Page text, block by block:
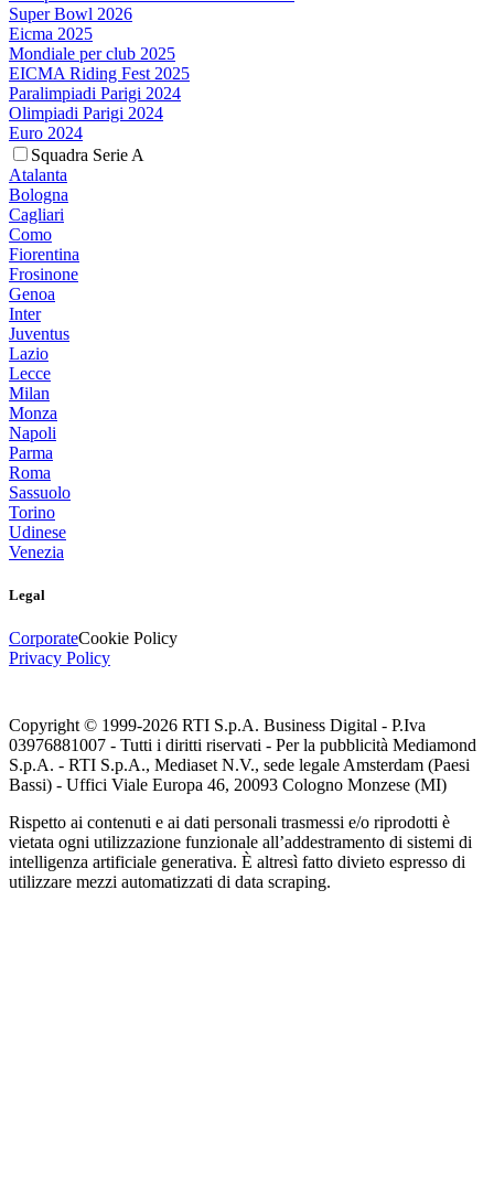
Super Bowl 2026
Eicma 2025
Mondiale per club 2025
EICMA Riding Fest 2025
Paralimpiadi Parigi 2024
Olimpiadi Parigi 2024
Euro 2024
Squadra Serie A
Atalanta
Bologna
Cagliari
Como
Fiorentina
Frosinone
Genoa
Inter
Juventus
Lazio
Lecce
Milan
Monza
Napoli
Parma
Roma
Sassuolo
Torino
Udinese
Venezia
Legal
CorporateCookie Policy
Privacy Policy
Copyright © 1999-2026 RTI S.p.A. Business Digital - P.Iva
03976881007 - Tutti i diritti riservati - Per la pubblicità Mediamond
S.p.A. - RTI S.p.A., Mediaset N.V., sede legale Amsterdam (Paesi
Bassi) - Uffici Viale Europa 46, 20093 Cologno Monzese (MI)
Rispetto ai contenuti e ai dati personali trasmessi e/o riprodotti è
vietata ogni utilizzazione funzionale all’addestramento di sistemi di
intelligenza artificiale generativa. È altresì fatto divieto espresso di
utilizzare mezzi automatizzati di data scraping.